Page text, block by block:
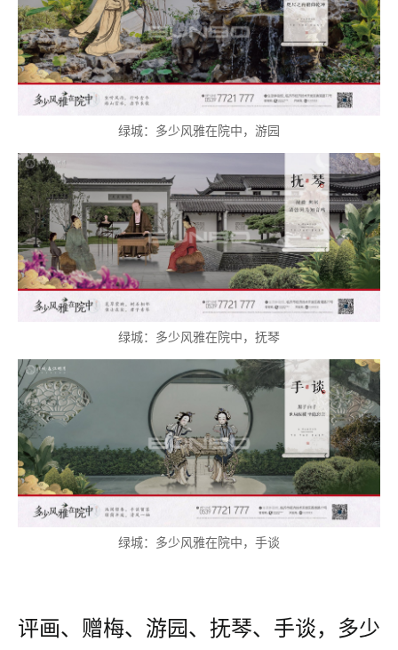
绿城：多少风雅在院中，游园
绿城：多少风雅在院中，抚琴
绿城：多少风雅在院中，手谈
评画、赠梅、游园、抚琴、手谈，多少